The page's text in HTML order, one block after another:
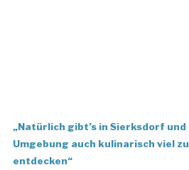
„Natürlich gibt’s in Sierksdorf und
Umgebung auch kulinarisch viel zu
entdecken“